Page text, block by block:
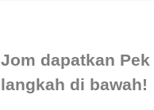
Jom dapatkan Pek
langkah di bawah!